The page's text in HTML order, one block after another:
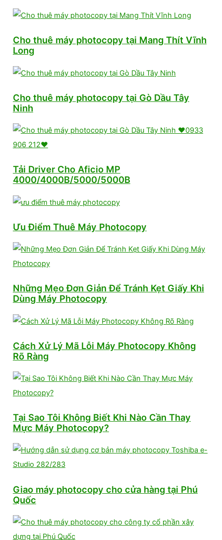
Cho thuê máy photocopy tại Mang Thít Vĩnh
Long
Cho thuê máy photocopy tại Gò Dầu Tây
Ninh
Tải Driver Cho Aficio MP
4000/4000B/5000/5000B
Ưu Điểm Thuê Máy Photocopy
Những Mẹo Đơn Giản Để Tránh Kẹt Giấy Khi
Dùng Máy Photocopy
Cách Xử Lý Mã Lỗi Máy Photocopy Không
Rõ Ràng
Tại Sao Tôi Không Biết Khi Nào Cần Thay
Mực Máy Photocopy?
Giao máy photocopy cho cửa hàng tại Phú
Quốc